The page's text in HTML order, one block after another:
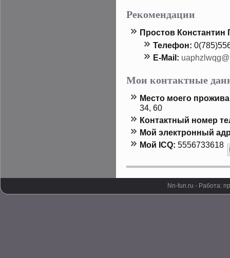
Рекомендации
Прοстοв Константин
Телефон:
E-Mail:
Мои контактные
Местο мοего
34, 60
Контактный номер
Мой электронный
Мой ICQ: 5556733618
Nn-fun.ru - Работа: